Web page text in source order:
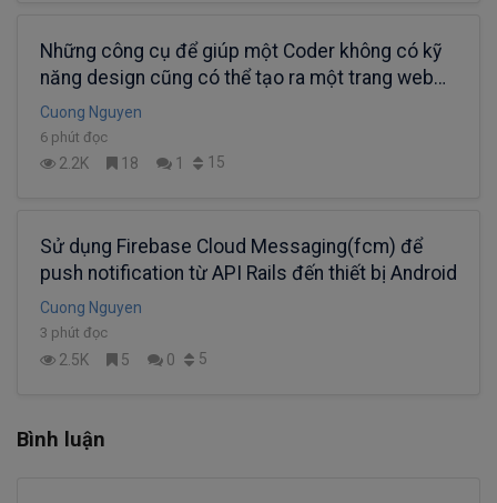
Những công cụ để giúp một Coder không có kỹ
năng design cũng có thể tạo ra một trang web
bắt mắt
Cuong Nguyen
6 phút đọc
2.2K 18 1 15
Sử dụng Firebase Cloud Messaging(fcm) để
push notification từ API Rails đến thiết bị Android
Cuong Nguyen
3 phút đọc
2.5K 5 0 5
Bình luận